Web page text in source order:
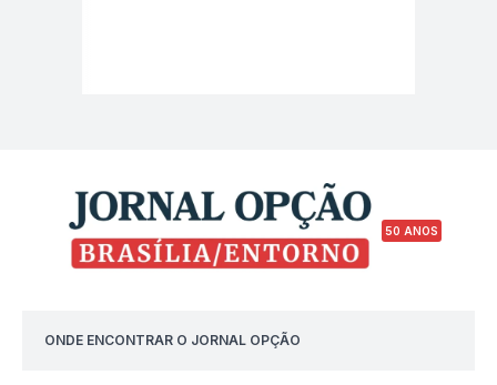
50 ANOS
ONDE ENCONTRAR O JORNAL OPÇÃO